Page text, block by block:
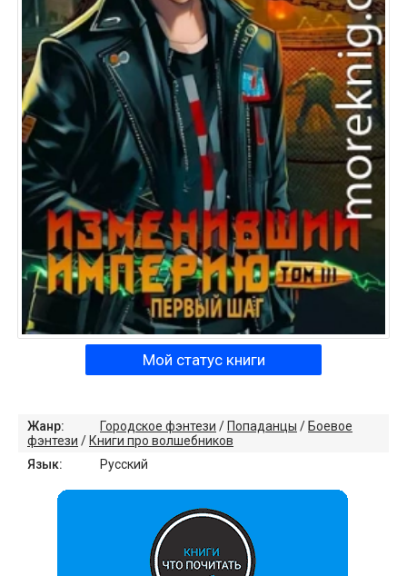
Мой статус книги
Жанр: Городское фэнтези / Попаданцы / Боевое
фэнтези / Книги про волшебников
Язык:
Русский